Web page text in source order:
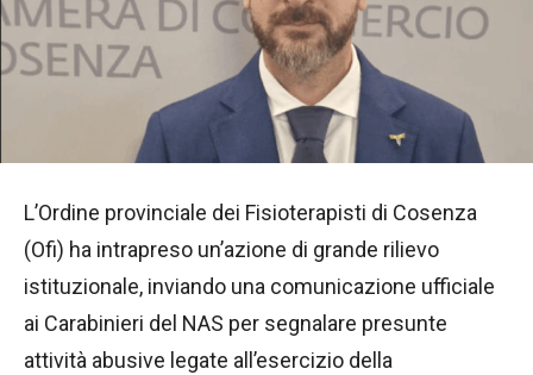
L’Ordine provinciale dei Fisioterapisti di Cosenza
(Ofi) ha intrapreso un’azione di grande rilievo
istituzionale, inviando una comunicazione ufficiale
ai Carabinieri del NAS per segnalare presunte
attività abusive legate all’esercizio della